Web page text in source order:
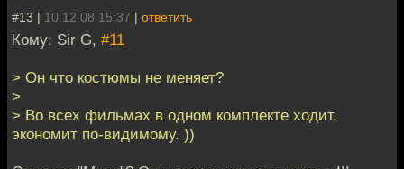
#13 | 10.12.08 15:37 | ответить
Кому: Sir G, #11
> Он что костюмы не меняет?
>
> Во всех фильмах в одном комплекте ходит,
экономит по-видимому. ))